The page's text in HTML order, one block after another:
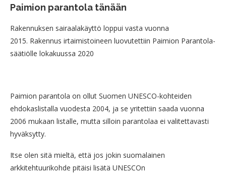
Paimion parantola tänään
Rakennuksen sairaalakäyttö loppui vasta vuonna
2015. Rakennus irtaimistoineen luovutettiin Paimion Parantola-
säätiölle lokakuussa 2020
Paimion parantola on ollut Suomen UNESCO-kohteiden
ehdokaslistalla vuodesta 2004, ja se yritettiin saada vuonna
2006 mukaan listalle, mutta silloin parantolaa ei valitettavasti
hyväksytty.
Itse olen sitä mieltä, että jos jokin suomalainen
arkkitehtuurikohde pitäisi lisätä UNESCOn